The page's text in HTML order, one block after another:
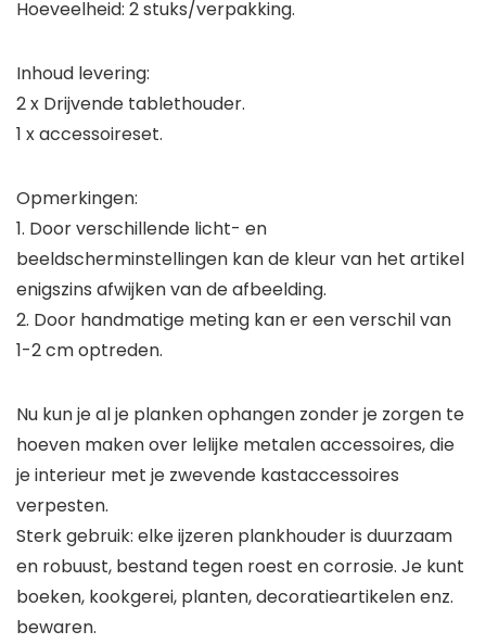
Hoeveelheid: 2 stuks/verpakking.
Inhoud levering:
2 x Drijvende tablethouder.
1 x accessoireset.
Opmerkingen:
1. Door verschillende licht- en
beeldscherminstellingen kan de kleur van het artikel
enigszins afwijken van de afbeelding.
2. Door handmatige meting kan er een verschil van
1-2 cm optreden.
Nu kun je al je planken ophangen zonder je zorgen te
hoeven maken over lelijke metalen accessoires, die
je interieur met je zwevende kastaccessoires
verpesten.
Sterk gebruik: elke ijzeren plankhouder is duurzaam
en robuust, bestand tegen roest en corrosie. Je kunt
boeken, kookgerei, planten, decoratieartikelen enz.
bewaren.